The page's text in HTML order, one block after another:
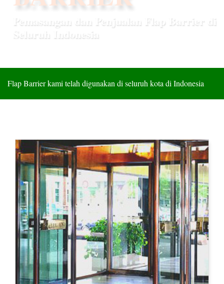
Pemasangan dan Penjualan Flap Barrier di
Seluruh Indonesia
FLAP BARRIER
TERBAIK
Flap Barrier kami telah digunakan di seluruh kota di Indonesia